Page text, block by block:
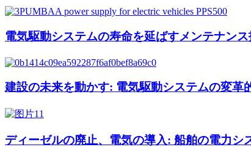
電気駆動システムの寿命を延ばすメンテナン
建設の未来を動かす: 電気駆動システムの変革
ディーゼルの廃止、電気の導入: 船舶の電力